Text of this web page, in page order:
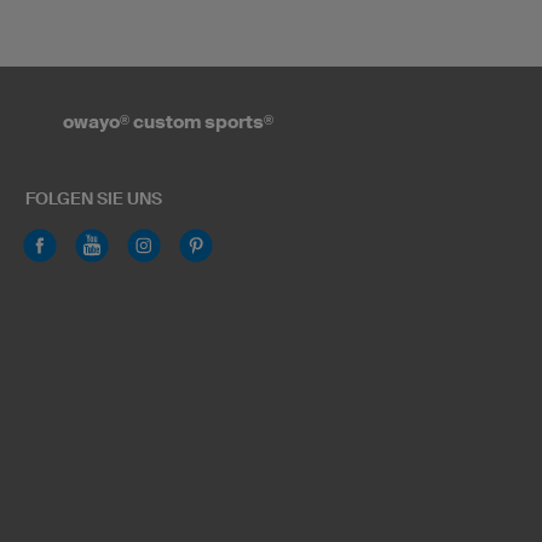
owayo® custom sports®
FOLGEN SIE UNS